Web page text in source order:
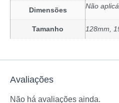
Dimensões Não
Tamanho 128mm,
Avaliações
Não há avaliações ainda.